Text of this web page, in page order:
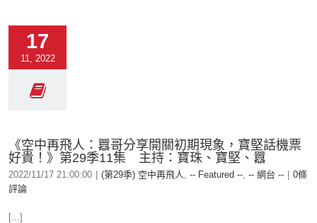
17
11, 2022
《空中再飛人：囂哥分享開關初期現象，寶堅話機票
好貴！》第29季11集 主持：寶珠、寶堅、囂
2022/11/17 21:00:00 (第29季) 空中再飛人, -- Featured --, -- 網台 --
0條
評論
[...]